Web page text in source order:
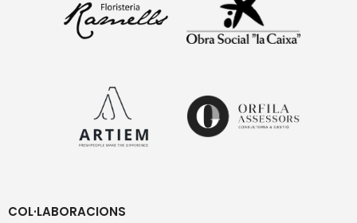
COL·LABORACIONS